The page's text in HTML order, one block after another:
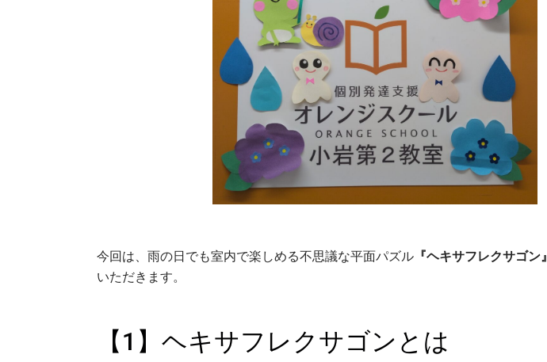
今回は、雨の日でも室内で楽しめる不思議な平面パズル 『ヘキサフレクサゴン』
いただきます。
【1】ヘキサフレクサゴンとは